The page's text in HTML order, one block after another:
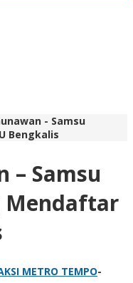
- Samsu
Bengkalis
– Samsu
Mendaftar
METRO TEMPO-